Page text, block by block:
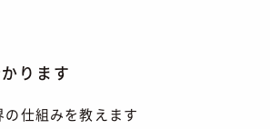
ります
仕組みを教えます